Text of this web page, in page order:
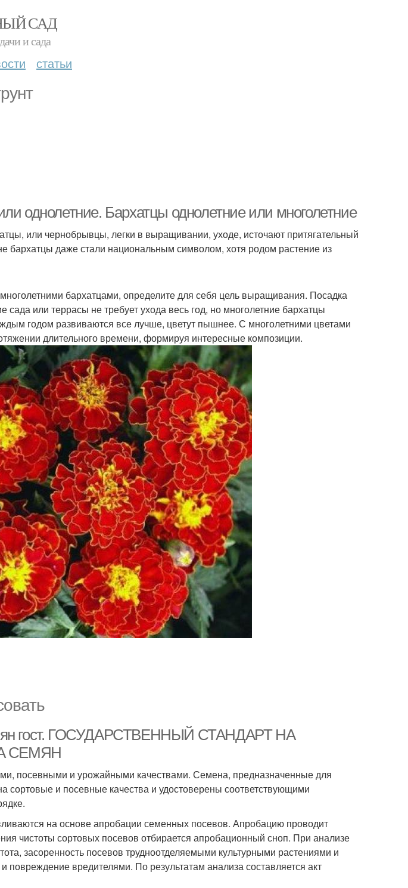
САД
и сада
статьи
однолетние. Бархатцы однолетние или многолетние
или чернобрывцы, легки в выращивании, уходе, источают притягательный
бархатцы даже стали национальным символом, хотя родом растение из
бархатцами, определите для себя цель выращивания. Посадка
сада или террасы не требует ухода весь год, но многолетние бархатцы
годом развиваются все лучше, цветут пышнее. С многолетними цветами
длительного времени, формируя интересные композиции.
гост. ГОСУДАРСТВЕННЫЙ СТАНДАРТ НА
СЕМЯН
посевными и урожайными качествами. Семена, предназначенные для
сортовые и посевные качества и удостоверены соответствующими
на основе апробации семенных посевов. Апробацию проводит
чистоты сортовых посевов отбирается апробационный сноп. При анализе
засоренность посевов трудноотделяемыми культурными растениями и
вредителями. По результатам анализа составляется акт